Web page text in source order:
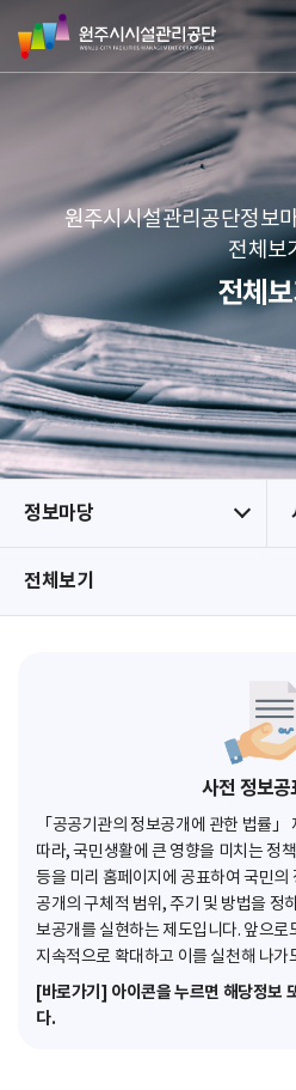
네
본문 바로
메뉴 바로
원
주
시
리
공
단
원주시시설관리공단정보
전체보
전체
정보마당
전체보기
사전 정보공
「공공기관의 정보공개에 관한 법률
따라, 국민생활에 큰 영향을 미치는 정
등을 미리 홈페이지에 공표하여 국민의
공개의 구체적 범위, 주기 및 방법을 정
보공개를 실현하는 제도입니다. 앞으
지속적으로 확대하고 이를 실천해 나가
[바로가기] 아이콘을 누르면 해당정보
다.